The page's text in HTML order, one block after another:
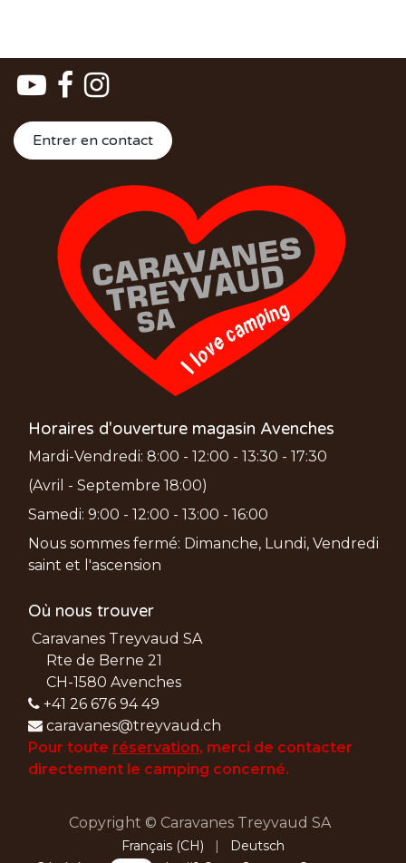
Entrer en contact
Horaires d'ouverture magasin Avenches
Mardi-Vendredi: 8:00 - 12:00 - 13:30 - 17:30
(Avril - Septembre 18:00)
Samedi: 9:00 - 12:00 - 13:00 - 16:00
Nous sommes fermé: Dimanche, Lundi, Vendredi
saint et l'ascension
Où nous trouver
Caravanes Treyvaud SA
Rte de Berne 21
CH-1580 Avenches
+41 26 676 94 49
caravanes@treyvaud.ch
Pour toute réservation, merci de contacter
directement le camping concerné.
Copyright © Caravanes Treyvaud SA
Français (CH) |
Deutsch